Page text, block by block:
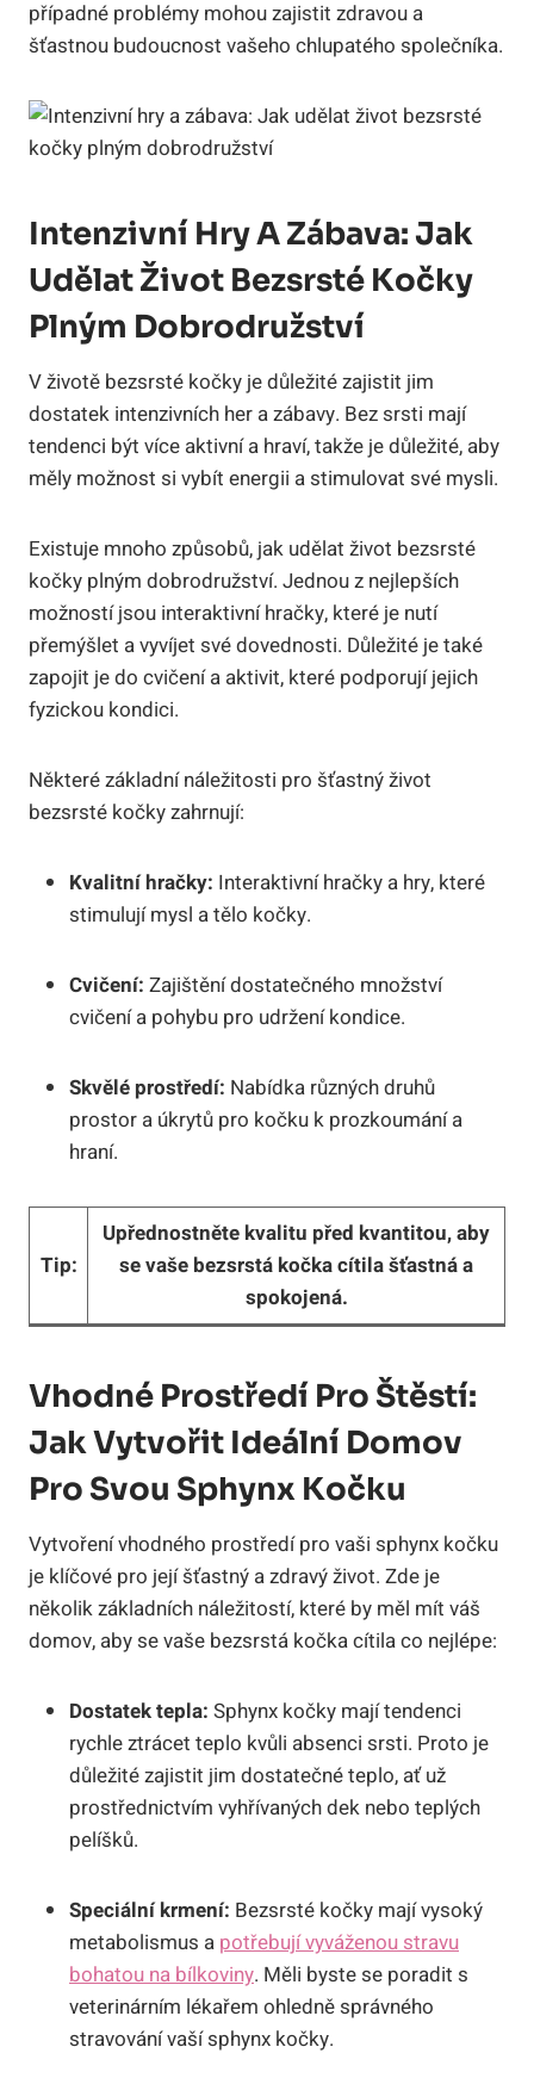
případné problémy mohou zajistit zdravou a
šťastnou budoucnost vašeho chlupatého společníka.
Intenzivní Hry A Zábava: Jak
Udělat Život Bezsrsté Kočky
Plným Dobrodružství
V životě bezsrsté kočky je důležité zajistit jim
dostatek intenzivních her a zábavy. Bez srsti mají
tendenci být více aktivní a hraví, takže je důležité, aby
měly možnost si vybít energii a stimulovat své mysli.
Existuje mnoho způsobů, jak udělat život bezsrsté
kočky plným dobrodružství. Jednou z nejlepších
možností jsou interaktivní hračky, které je nutí
přemýšlet a vyvíjet své dovednosti. Důležité je také
zapojit je do cvičení a aktivit, které podporují jejich
fyzickou kondici.
Některé základní náležitosti pro šťastný život
bezsrsté kočky zahrnují:
Kvalitní hračky: Interaktivní hračky a hry, které
stimulují mysl a tělo kočky.
Cvičení: Zajištění dostatečného množství
cvičení a pohybu pro udržení kondice.
Skvělé prostředí: Nabídka různých druhů
prostor a úkrytů pro kočku k prozkoumání a
hraní.
Tip:
Upřednostněte kvalitu před kvantitou, aby
se vaše bezsrstá kočka cítila šťastná a
spokojená.
Vhodné Prostředí Pro Štěstí:
Jak Vytvořit Ideální Domov
Pro Svou Sphynx Kočku
Vytvoření vhodného prostředí pro vaši sphynx kočku
je klíčové pro její šťastný a zdravý život. Zde je
několik základních náležitostí, které by měl mít váš
domov, aby se vaše bezsrstá kočka cítila co nejlépe:
Dostatek tepla: Sphynx kočky mají tendenci
rychle ztrácet teplo kvůli absenci srsti. Proto je
důležité zajistit jim dostatečné teplo, ať už
prostřednictvím vyhřívaných dek nebo teplých
pelíšků.
Speciální krmení: Bezsrsté kočky mají vysoký
metabolismus a potřebují vyváženou stravu
bohatou na bílkoviny. Měli byste se poradit s
veterinárním lékařem ohledně správného
stravování vaší sphynx kočky.